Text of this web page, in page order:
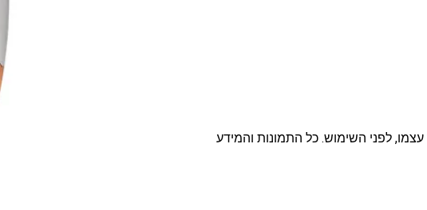
עשיר בחלבון
אפייה טבעונית שניצל ונאגטס שכולנולפני השימוש. כל התמונות והמידע